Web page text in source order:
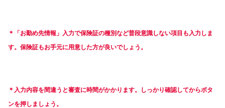
＊「お勤め先情報」入力で保険証の種別など普段意識しない項目も入力しま
す。保険証もお手元に用意した方が良いでしょう。
＊入力内容を間違うと審査に時間がかかります。しっかり確認してからボタ
ンを押しましょう。